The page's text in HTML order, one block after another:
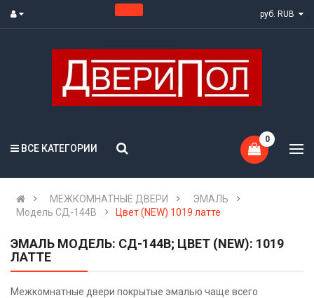
ВСЕ КАТЕГОРИИ
0
МЕЖКОМНАТНЫЕ ДВЕРИ
ЭМАЛЬ
Модель СД-144В
Цвет (NEW) 1019 латте
ЭМАЛЬ МОДЕЛЬ: СД-144В; ЦВЕТ (NEW): 1019
ЛАТТЕ
Межкомнатные двери покрытые эмалью чаще всего